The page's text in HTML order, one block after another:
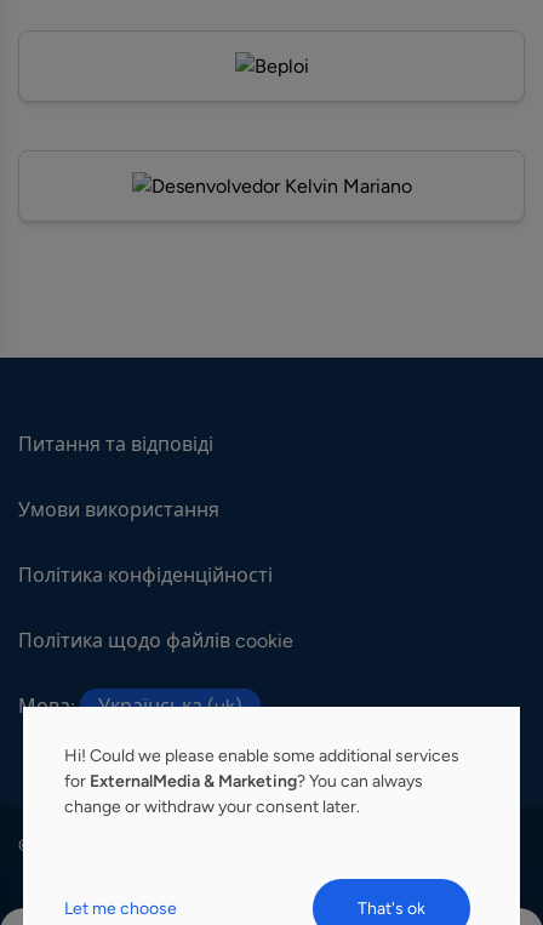
Питання та відповіді
Умови використання
Політика конфіденційності
Політика щодо файлів cookie
Мова: Українська (uk)
© 2026 Medalius. Всі права захищені.
Hi! Could we please enable some additional services
for ExternalMedia & Marketing? You can always
change or withdraw your consent later.
Let me choose That's ok